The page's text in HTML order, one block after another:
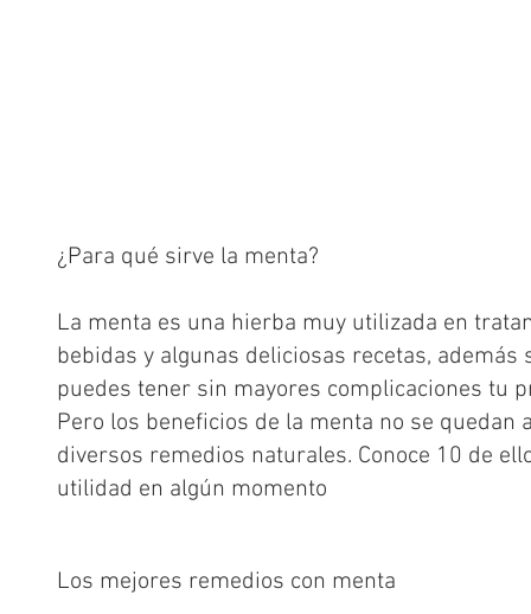
¿Para qué sirve la menta?
La menta es una hierba muy utilizada en
bebidas y algunas deliciosas recetas,
puedes tener sin mayores complicaciones tu
Pero los beneficios de la menta no se
diversos remedios naturales. Conoce 10 de
utilidad en algún momento
Los mejores remedios con menta